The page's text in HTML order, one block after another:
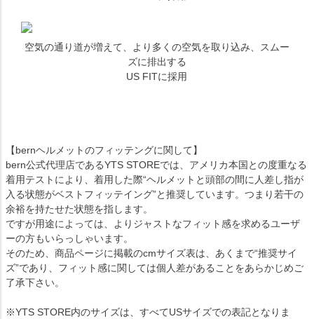
空気の通り道が増えて、より多くの空気を取り込み、スムー
ズに排出する
US FITに採用
【bernヘルメットのフィッテングに関して】
bern公式代理店であるYTS STOREでは、アメリカ本国との度重なる
着用テストにより、着用した際“ヘルメットと頭部の間に人差し指が
入る状態がベストフィッテイング”と推奨しています。つまり若干の
余裕を持たせた状態を指します。
ですが用途によっては、よりジャストなフィット感を求めるユーザ
ーの方もいらっしゃいます。
そのため、商品ページに掲載のcmサイズ表は、あくまで“推奨サイ
ズ”であり、フィット感に関しては個人差があることをあらかじめご
了承下さい。
※YTS STORE内のサイズは、すべてUSサイズでの表記となりま